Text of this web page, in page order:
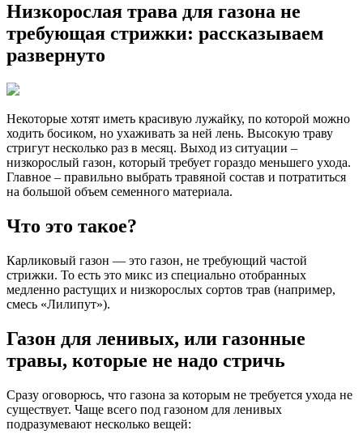
Низкорослая трава для газона не
требующая стрижки: рассказываем
развернуто
Некоторые хотят иметь красивую лужайку, по которой можно
ходить босиком, но ухаживать за ней лень. Высокую траву
стригут несколько раз в месяц. Выход из ситуации –
низкорослый газон, который требует гораздо меньшего ухода.
Главное – правильно выбрать травяной состав и потратиться
на большой объем семенного материала.
Что это такое?
Карликовый газон — это газон, не требующий частой
стрижки. То есть это микс из специально отобранных
медленно растущих и низкорослых сортов трав (например,
смесь «Лилипут»).
Газон для ленивых, или газонные
травы, которые не надо стричь
Сразу оговорюсь, что газона за которым не требуется ухода не
существует. Чаще всего под газоном для ленивых
подразумевают несколько вещей: